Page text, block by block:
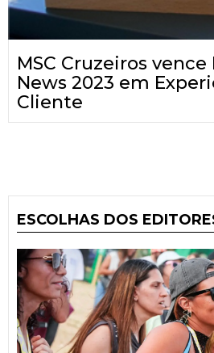
MSC Cruzeiros
News 2023 em
Cliente
ESCOLHAS DOS